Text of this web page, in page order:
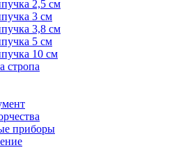
2,5 см
3 см
3,8 см
5 см
10 см
стропа
приборы